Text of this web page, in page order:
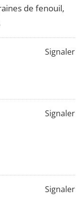
de fenouil,
Signaler
Signaler
Signaler